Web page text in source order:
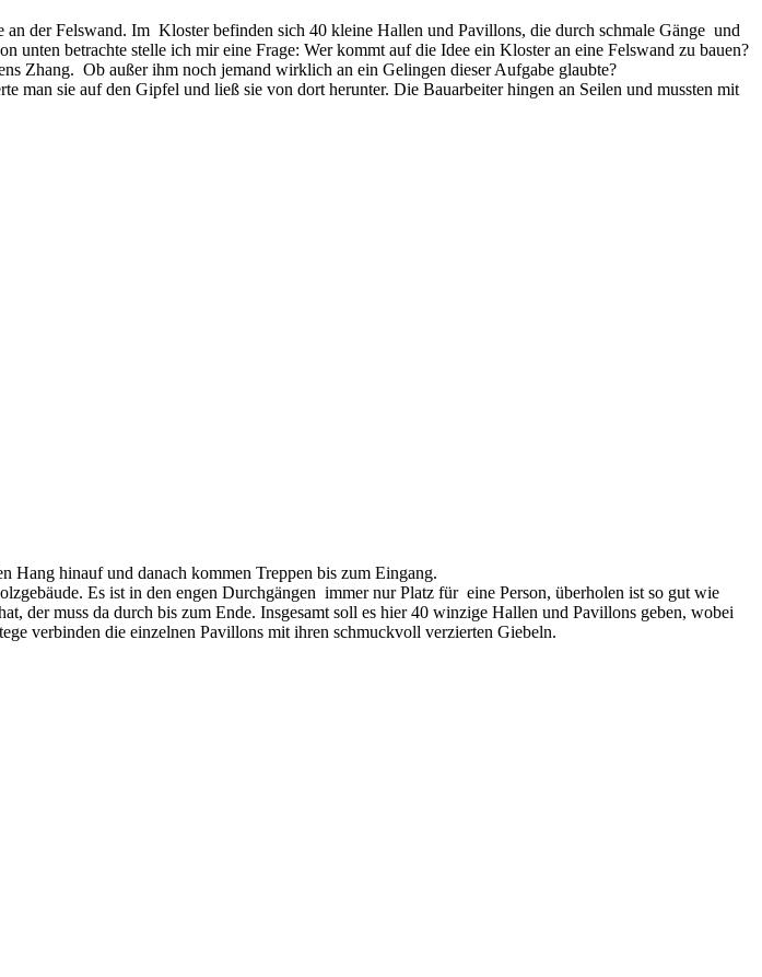
der Felswand. Im Kloster befinden sich 40 kleine Hallen und Pavillons, die durch schmale Gänge und
betrachte stelle ich mir eine Frage: Wer kommt auf die Idee ein Kloster an eine Felswand zu bauen?
Zhang. Ob außer ihm noch jemand wirklich an ein Gelingen dieser Aufgabe glaubte?
man sie auf den Gipfel und ließ sie von dort herunter. Die Bauarbeiter hingen an Seilen und mussten mit
Hang hinauf und danach kommen Treppen bis zum Eingang.
Es ist in den engen Durchgängen immer nur Platz für eine Person, überholen ist so gut wie
der muss da durch bis zum Ende. Insgesamt soll es hier 40 winzige Hallen und Pavillons geben, wobei
verbinden die einzelnen Pavillons mit ihren schmuckvoll verzierten Giebeln.